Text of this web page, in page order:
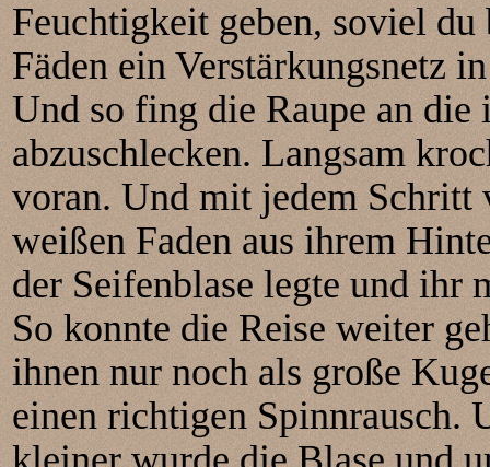
Feuchtigkeit geben, soviel
Fäden ein Verstärkungsnetz
Und so fing die Raupe an die
abzuschlecken. Langsam
voran. Und mit jedem Schritt
weißen Faden aus ihrem
der Seifenblase legte und ihr
So konnte die Reise weiter
ihnen nur noch als große
einen richtigen Spinnrausch.